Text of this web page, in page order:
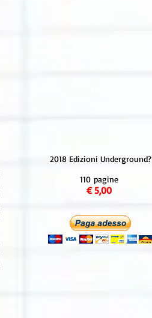
2018 Edizioni Underground?
110 pagine
€ 5,00